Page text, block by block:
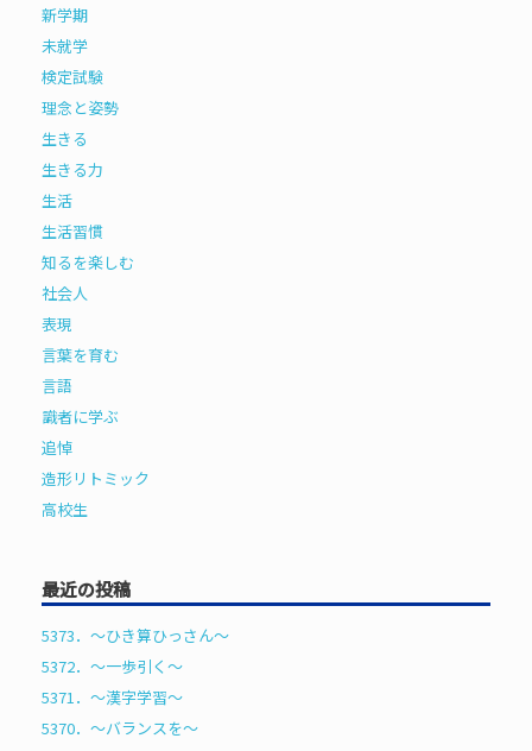
新学期
未就学
検定試験
理念と姿勢
生きる
生きる力
生活
生活習慣
知るを楽しむ
社会人
表現
言葉を育む
言語
識者に学ぶ
追悼
造形リトミック
高校生
最近の投稿
5373．～ひき算ひっさん〜
5372．～一歩引く〜
5371．～漢字学習〜
5370．～バランスを〜